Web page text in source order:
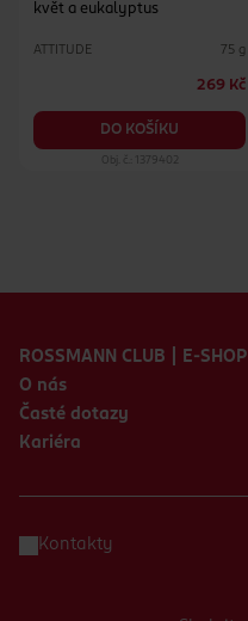
květ a eukalyptus
ATTITUDE 75 g
269 Kč
DO KOŠÍKU
Obj. č.: 1379402
ROSSMANN CLUB | E-SHOP
O nás
Časté dotazy
Kariéra
Kontakty